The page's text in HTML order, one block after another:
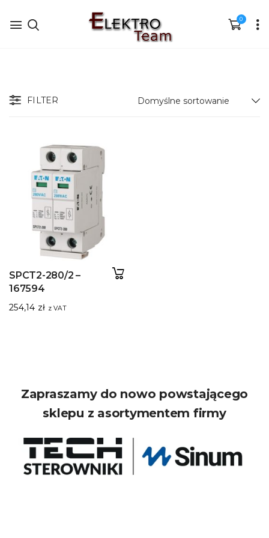
0
FILTER
SPCT2-280/2 –
167594
254,14 zł z VAT
Zapraszamy do nowo powstającego
sklepu z asortymentem firmy